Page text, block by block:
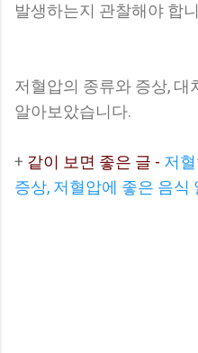
발생하는지 관찰해야 합
저혈압의 종류와 증상, 대
알아보았습니다.
+ 같이 보면 좋은 글 - 저
증상, 저혈압에 좋은 음식